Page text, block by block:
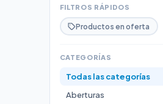
FILTROS RÁPIDOS
Productos en oferta
CATEGORÍAS
Todas las categorías
Aberturas